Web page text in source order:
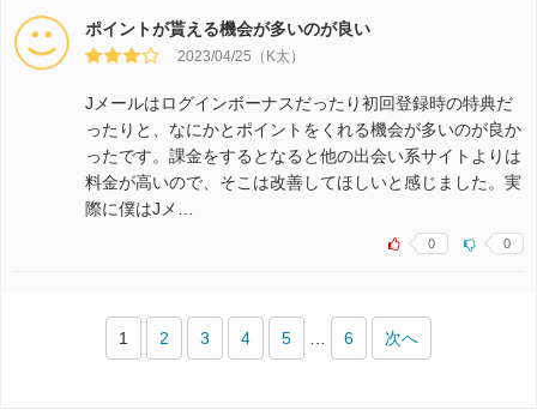
ポイントが貰える機会が多いのが良い
2023/04/25（K太）
Jメールはログインボーナスだったり初回登録時の特典だ
ったりと、なにかとポイントをくれる機会が多いのが良か
ったです。課金をするとなると他の出会い系サイトよりは
料金が高いので、そこは改善してほしいと感じました。実
際に僕はJメ…
0 0
1 2 3 4 5 … 6 次へ